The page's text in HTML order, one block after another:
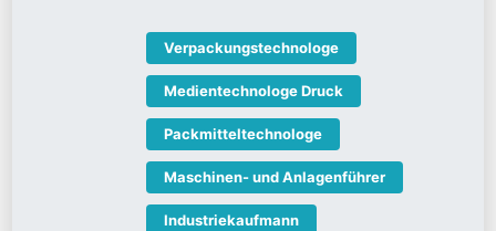
Verpackungstechnologe
Medientechnologe Druck
Packmitteltechnologe
Maschinen- und Anlagenführer
Industriekaufmann